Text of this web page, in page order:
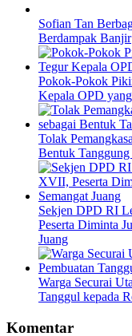
Sofian Tan
Berdampak Banjir
Pokok-Pokok
Kepala OPD
Tolak
Bentuk
Sekjen DPD RI
Peserta Diminta
Juang
Warga Securai
Tanggul kepada
Komentar